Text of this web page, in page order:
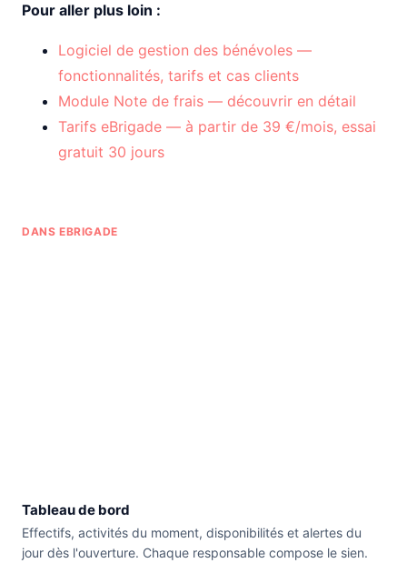
Pour aller plus loin :
Logiciel de gestion des bénévoles —
fonctionnalités, tarifs et cas clients
Module Note de frais — découvrir en détail
Tarifs eBrigade — à partir de 39 €/mois, essai
gratuit 30 jours
DANS EBRIGADE
Tableau de bord
Effectifs, activités du moment, disponibilités et alertes du
jour dès l'ouverture. Chaque responsable compose le sien.